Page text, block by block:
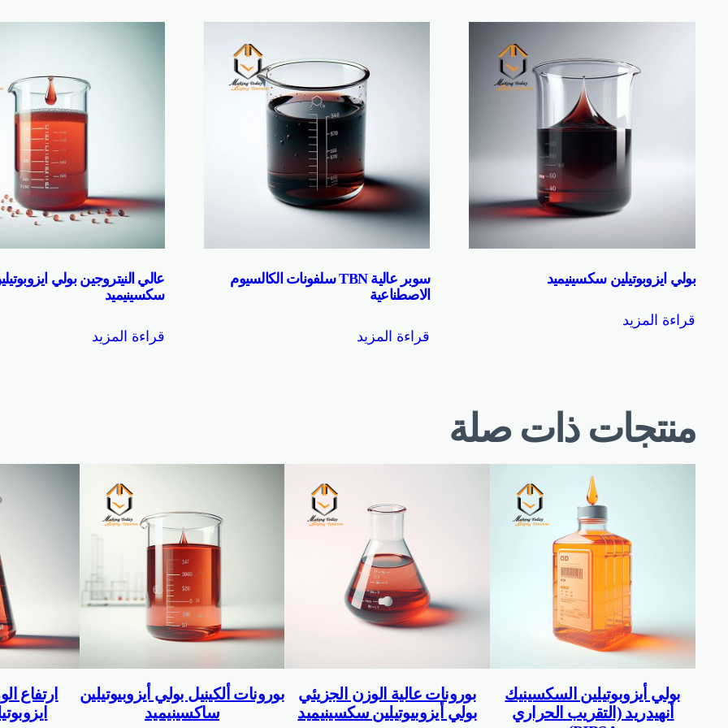
بولي ايزوبوتيلين سكسينيميد
قراءة المزيد
سوبر عالية TBN سلفونات الكالسيوم
الاصطناعية
قراءة المزيد
عالي النيتروجين بولي
سكسينيميد
قراءة المزيد
منتجات ذات صلة
بولي أيزوبوتيلين السكسينيك
أنهيدريد (التقريب الحراري
بورونات عالية الوزن الجزيئي
بولي أيزوبيوتيلين سكسينيميد
بورونات ألكينيل بولي أيزوبيوتيلين
ساكسينيميد
ارتفاع